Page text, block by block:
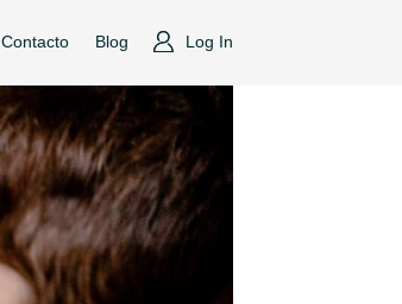
Contacto Blog Log In